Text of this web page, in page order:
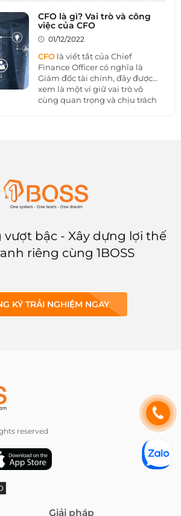
người lãnh đạo và tương lai của
công ty. Vậy kế hoạch tài chính
là gì? Làm thế nào để quá trình
CFO là gì? Vai trò và công
việc của CFO
01/12/2022
CFO là viết tắt của Chief
Finance Officer có nghĩa là
Giám đốc tài chính, đây được
xem là một ví giữ vai trò vô
cùng quan trọng và chịu trách
bậc - Xây dựng lợi thế
riêng cùng 1BOSS
KÝ TRẢI NGHIỆM NGAY
reserved
Giải pháp